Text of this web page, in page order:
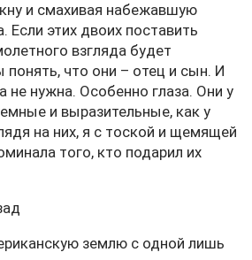
и смахивая набежавшую
Если этих двоих поставить
взгляда будет
понять, что они – отец и сын. И
не нужна. Особенно глаза. Они у
и выразительные, как у
на них, я с тоской и щемящей
того, кто подарил их
землю с одной лишь